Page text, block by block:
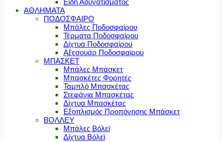
Είδη Αδυνατίσματος
ΑΘΛΗΜΑΤΑ
ΠΟΔΟΣΦΑΙΡΟ
Μπάλες Ποδοσφαίρου
Τέρματα Ποδοσφαίρου
Δίχτυα Ποδοσφαίρου
Αξεσουάρ Ποδοσφαίρου
ΜΠΑΣΚΕΤ
Μπάλες Μπάσκετ
Μπασκέτες Φορητές
Ταμπλό Μπασκέτας
Στεφάνια Μπασκέτας
Δίχτυα Μπασκέτας
Εξοπλισμός Προπόνησης Μπάσκετ
ΒΟΛΛΕΥ
Μπάλες Βόλεϊ
Δίχτυα Βόλεϊ